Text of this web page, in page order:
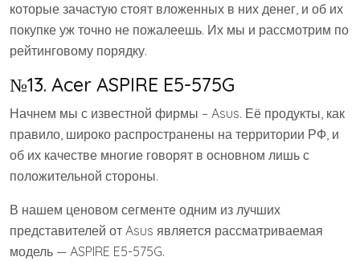
которые зачастую стоят вложенных в них денег, и об их
покупке уж точно не пожалеешь. Их мы и рассмотрим по
рейтинговому порядку.
№13. Acer ASPIRE E5-575G
Начнем мы с известной фирмы – Asus. Её продукты, как
правило, широко распространены на территории РФ, и
об их качестве многие говорят в основном лишь с
положительной стороны.
В нашем ценовом сегменте одним из лучших
представителей от Asus является рассматриваемая
модель — ASPIRE E5-575G.